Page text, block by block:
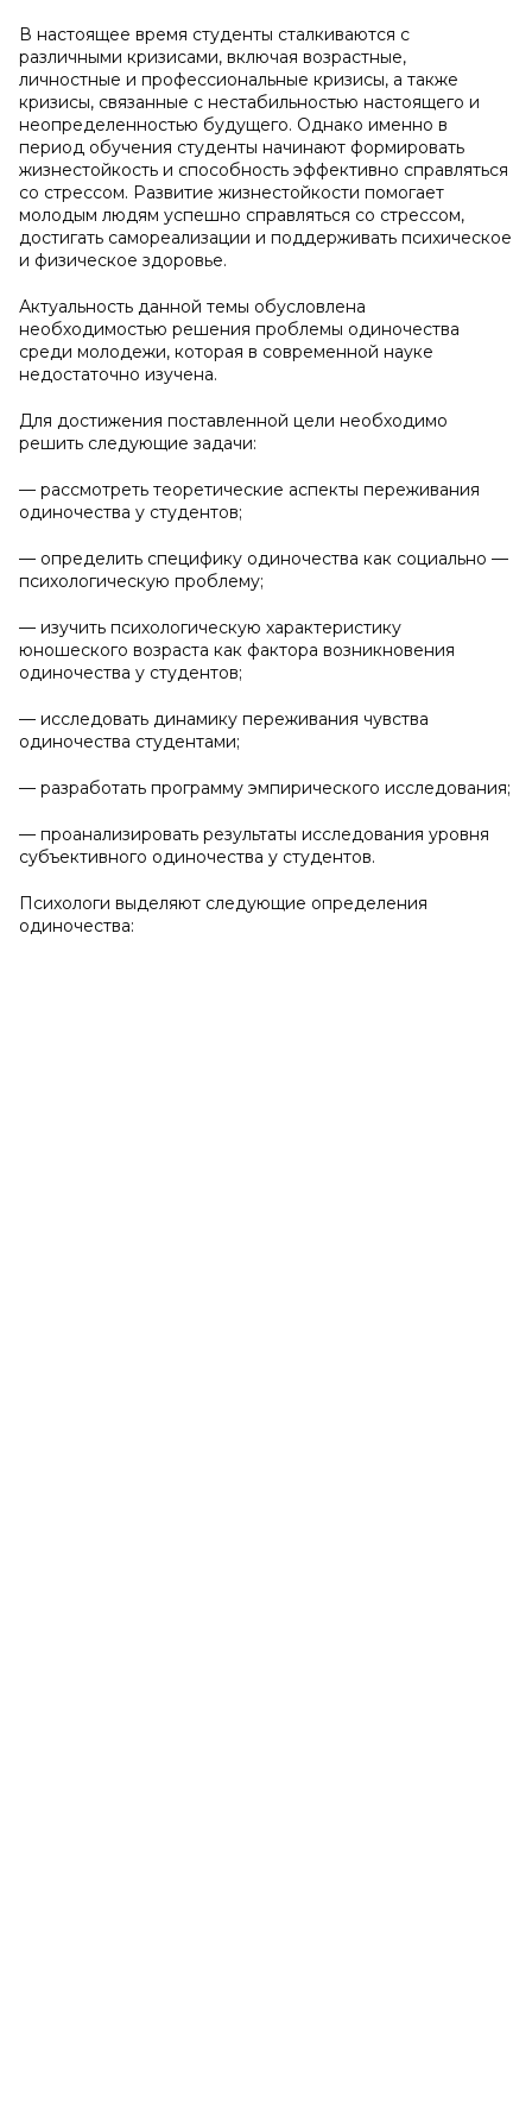
В настоящее время студенты сталкиваются с
различными кризисами, включая возрастные,
личностные и профессиональные кризисы, а также
кризисы, связанные с нестабильностью настоящего и
неопределенностью будущего. Однако именно в
период обучения студенты начинают формировать
жизнестойкость и способность эффективно справляться
со стрессом. Развитие жизнестойкости помогает
молодым людям успешно справляться со стрессом,
достигать самореализации и поддерживать психическое
и физическое здоровье.
Актуальность данной темы обусловлена
необходимостью решения проблемы одиночества
среди молодежи, которая в современной науке
недостаточно изучена.
Для достижения поставленной цели необходимо
решить следующие задачи:
— рассмотреть теоретические аспекты переживания
одиночества у студентов;
— определить специфику одиночества как социально —
психологическую проблему;
— изучить психологическую характеристику
юношеского возраста как фактора возникновения
одиночества у студентов;
— исследовать динамику переживания чувства
одиночества студентами;
— разработать программу эмпирического исследования;
— проанализировать результаты исследования уровня
субъективного одиночества у студентов.
Психологи выделяют следующие определения
одиночества: